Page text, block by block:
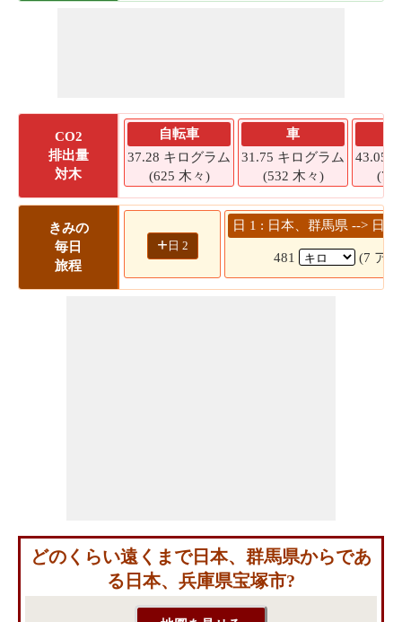
CO2
排出量
対木
自転車
37.28 キログラム
(625 木々)
車
31.75 キログラム
(532 木々)
43.05
きみの
毎日
旅程
+ 日 2
日 1 : 日本、群馬県 --> 日
481 (7 ア
どのくらい遠くまで日本、群馬県からであ
る日本、兵庫県宝塚市?